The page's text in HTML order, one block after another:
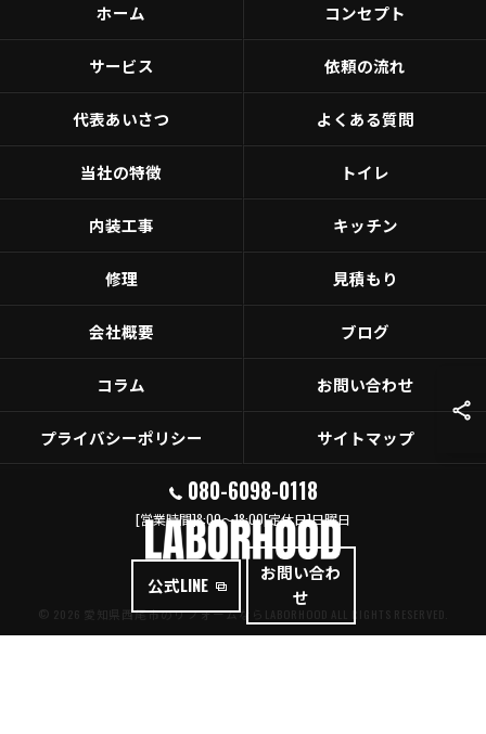
080-6098-0118
[営業時間]8:00～18:00[定休日]日曜日
公式LINE
お問い合わ
せ
ホーム コンセプト
サービス 依頼の流れ
代表あいさつ よくある質問
当社の特徴 トイレ
内装工事 キッチン
修理 見積もり
会社概要 ブログ
コラム お問い合わせ
プライバシーポリシー サイトマップ
© 2026 愛知県西尾市のリフォームならLABORHOOD ALL RIGHTS RESERVED.